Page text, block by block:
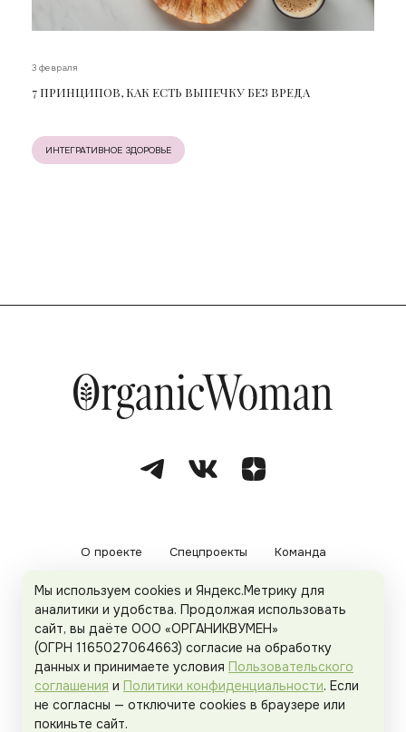
3 февраля
7 ПРИНЦИПОВ, КАК ЕСТЬ ВЫПЕЧКУ БЕЗ ВРЕДА
ИНТЕГРАТИВНОЕ ЗДОРОВЬЕ
О проекте Спецпроекты Команда
Рекламодателям Политика конфиденциальности
Пользовательское соглашение
Organicwoman.ru . Все права защищены.
Мы используем cookies и Яндекс.Метрику для
аналитики и удобства. Продолжая использовать
сайт, вы даёте ООО «ОРГАНИКВУМЕН»
(ОГРН 1165027064663) согласие на обработку
данных и принимаете условия Пользовательского
соглашения и Политики конфиденциальности. Если
не согласны — отключите cookies в браузере или
покиньте сайт.